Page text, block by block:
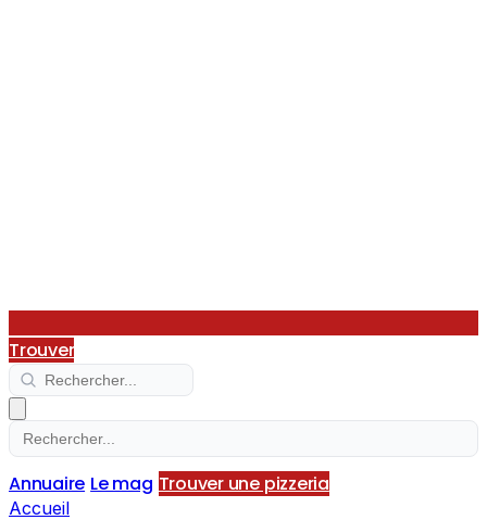
Trouver
Annuaire Le mag Trouver une pizzeria
Accueil